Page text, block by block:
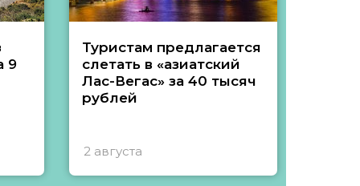
9
Туристам предлагается
слетать в «азиатский
Лас-Вегас» за 40 тысяч
рублей
2 августа